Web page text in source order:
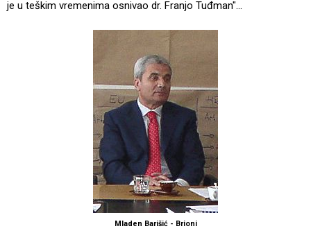
je u teškim vremenima osnivao dr. Franjo Tuđman"...
Mladen Barišić - Brioni